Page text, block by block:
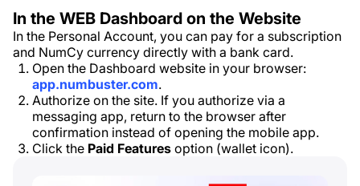
In the WEB Dashboard on the Website
In the Personal Account, you can pay for a subscription
and NumCy currency directly with a bank card.
Open the Dashboard website in your browser:
app.numbuster.com.
Authorize on the site. If you authorize via a
messaging app, return to the browser after
confirmation instead of opening the mobile app.
Click the Paid Features option (wallet icon).